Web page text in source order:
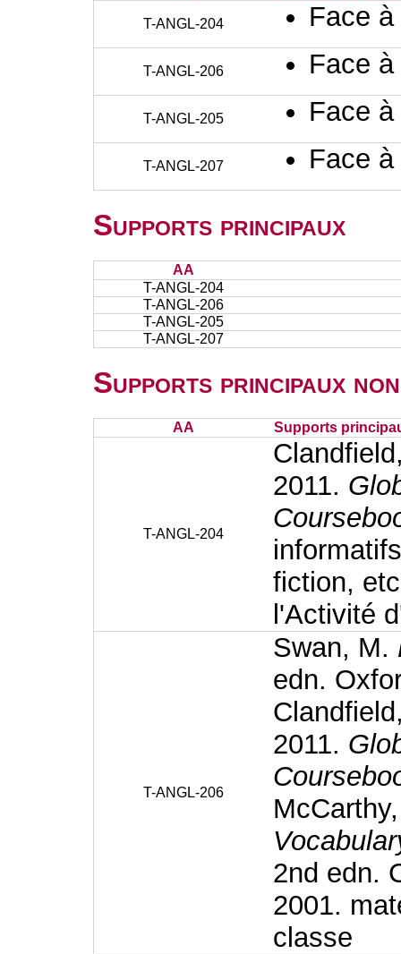
T-ANGL-204 Face
T-ANGL-206 Face
T-ANGL-205 Face
T-ANGL-207 Face
Supports principaux
AA
T-ANGL-204
T-ANGL-206
T-ANGL-205
T-ANGL-207
Supports principaux
AA Supports
T-ANGL-204
2011.
fiction,
l'Activité
T-ANGL-206
Swan, M.
edn.
2011.
2nd edn.
2001.
classe